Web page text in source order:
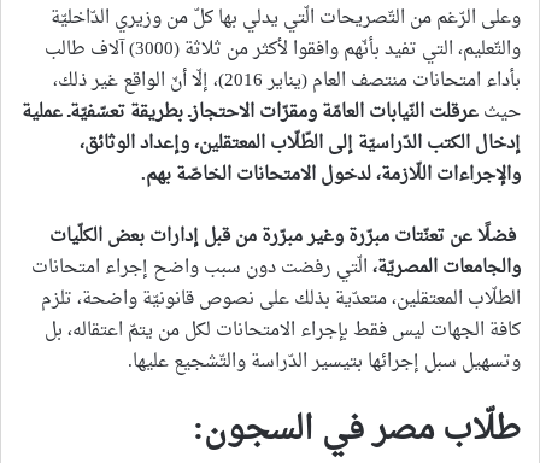
وعلى الرّغم من التّصريحات الّتي يدلي بها كلّ من وزيري الدّاخليّة
والتّعليم، التي تفيد بأنّهم وافقوا لأكثر من ثلاثة (3000) آلاف طالب
بأداء امتحانات منتصف العام (يناير 2016)، إلّا أنّ الواقع غير ذلك،
حيثعرقلت النّيابات العامّة ومقرّات الاحتجازـ بطريقة تعسّفيّةـ عملية
إدخال الكتب الدّراسيّة إلى الطّلّاب المعتقلين، وإعداد الوثائق،
والإجراءات اللّازمة، لدخول الامتحانات الخاصّة بهم.
فضلًا عن تعنّتات مبرّرة وغير مبرّرة من قبل إدارات بعض الكلّيات
والجامعات المصريّة،الّتي رفضت دون سبب واضح إجراء امتحانات
الطلّاب المعتقلين، متعدّية بذلك على نصوص قانونيّة واضحة، تلزم
كافة الجهات ليس فقط بإجراء الامتحانات لكل من يتمّ اعتقاله، بل
وتسهيل سبل إجرائها بتيسير الدّراسة والتّشجيع عليها.
طلّاب مصر في السجون: